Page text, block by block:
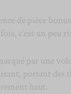
de pièce
c’est un
par une
portant des
haut.